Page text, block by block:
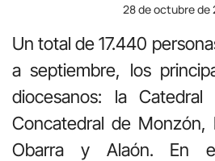
28 de octubre de
Un total de 17.440
a septiembre, los
diocesanos: la
Concatedral de Monzón,
Obarra y Alaón. En